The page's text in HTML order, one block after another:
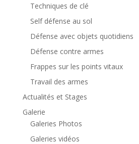
Techniques de clé
Self défense au sol
Défense avec objets quotidiens
Défense contre armes
Frappes sur les points vitaux
Travail des armes
Actualités et Stages
Galerie
Galeries Photos
Galeries vidéos